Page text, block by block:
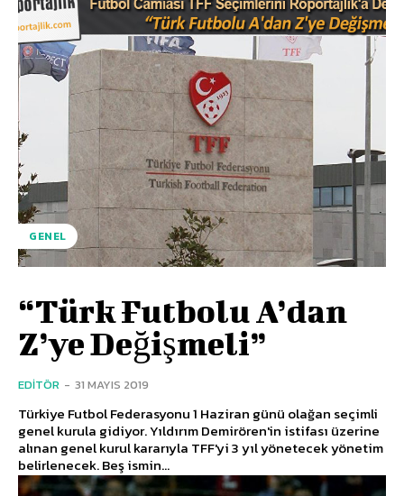
GENEL
“Türk Futbolu A’dan
Z’ye Değişmeli”
EDITÖR - 31 MAYIS 2019
Türkiye Futbol Federasyonu 1 Haziran günü olağan seçimli
genel kurula gidiyor. Yıldırım Demirören'in istifası üzerine
alınan genel kurul kararıyla TFF'yi 3 yıl yönetecek yönetim
belirlenecek. Beş ismin...